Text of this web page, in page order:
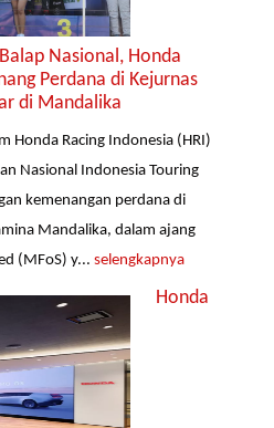
Nasional, Honda
Perdana di Kejurnas
di Mandalika
Honda Racing Indonesia (HRI)
Nasional Indonesia Touring
kemenangan perdana di
Mandalika, dalam ajang
(MFoS) y...selengkapnya
Honda